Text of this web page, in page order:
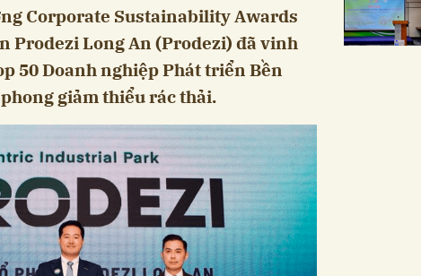
Corporate Sustainability Awards
Prodezi Long An (Prodezi) đã vinh
50 Doanh nghiệp Phát triển Bền
giảm thiểu rác thải.